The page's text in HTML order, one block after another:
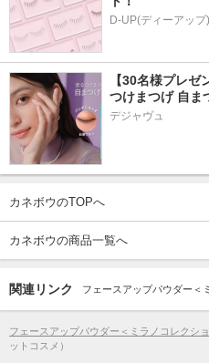
D-UP(ディーアップ)
【30名様プレ
つけまつげ 自ま
デジャヴュ
カネボウのTOPへ
カネボウの商品一覧へ
関連リンク フェースアップパウダー＜
フェースアップパウダー＜ミラノコレクシ
ットコスメ）